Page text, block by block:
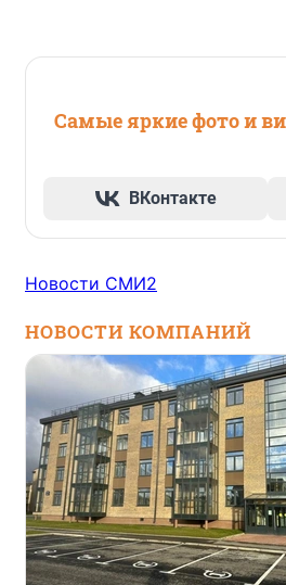
Самые яркие фото и
ВКонтакте
Новости СМИ2
НОВОСТИ КОМПАНИЙ